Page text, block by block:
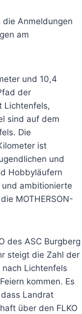
die Anmeldungen
am
und 10,4
der
Lichtenfels,
sind auf dem
Die
ist
und
Hobbyläufern
und ambitionierte
MOTHERSON-
des ASC Burgberg
steigt die Zahl der
Lichtenfels
kommen. Es
Landrat
über den FLKO